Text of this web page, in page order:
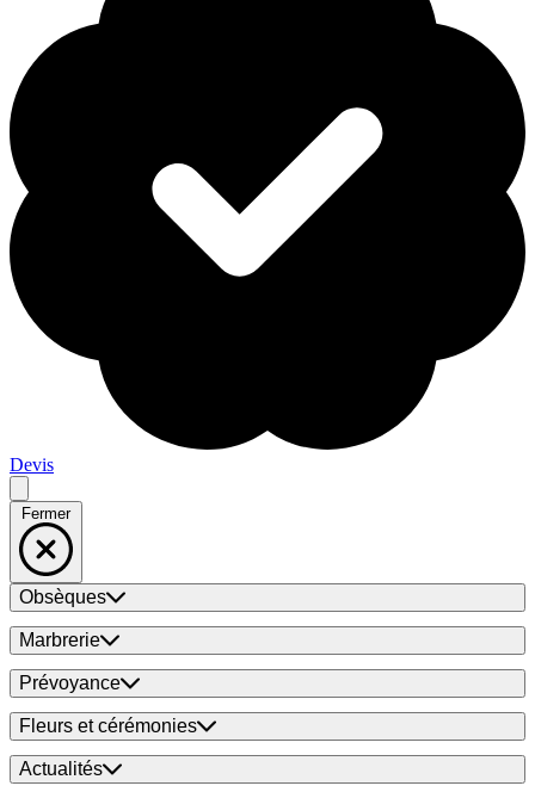
Devis
Fermer
Obsèques
Marbrerie
Prévoyance
Fleurs et cérémonies
Actualités